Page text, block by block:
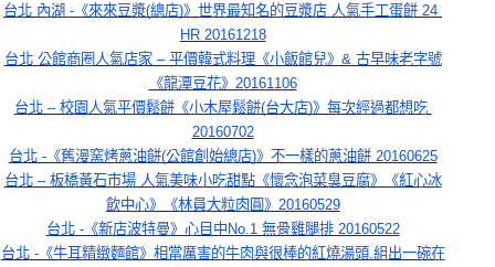
台北 內湖 -《來來豆漿(總店)》世界最知名的豆漿店 人氣手工蛋餅 24
HR 20161218
台北 公館商圈人氣店家 – 平價韓式料理《小飯館兒》& 古早味老字號
《龍潭豆花》20161106
台北 – 校園人氣平價鬆餅《小木屋鬆餅(台大店)》每次經過都想吃
20160702
台北 -《舊漫窯烤蔥油餅(公館創始總店)》不一樣的蔥油餅 20160625
台北 – 板橋黃石市場 人氣美味小吃甜點《懷念泡菜臭豆腐》《紅心冰
飲中心》《林員大粒肉圓》20160529
台北 -《新店波特曼》心目中No.1 無骨雞腿排 20160522
台北 -《牛耳精緻麵館》相當厲害的牛肉與很棒的紅燒湯頭,組出一碗在